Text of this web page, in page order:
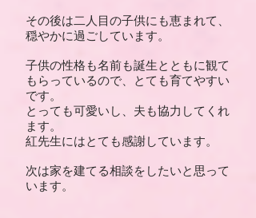
その後は二人目の子供にも恵まれて、
穏やかに過ごしています。
子供の性格も名前も誕生とともに観て
もらっているので、とても育てやすい
です。
とっても可愛いし、夫も協力してくれ
ます。
紅先生にはとても感謝しています。
次は家を建てる相談をしたいと思って
います。